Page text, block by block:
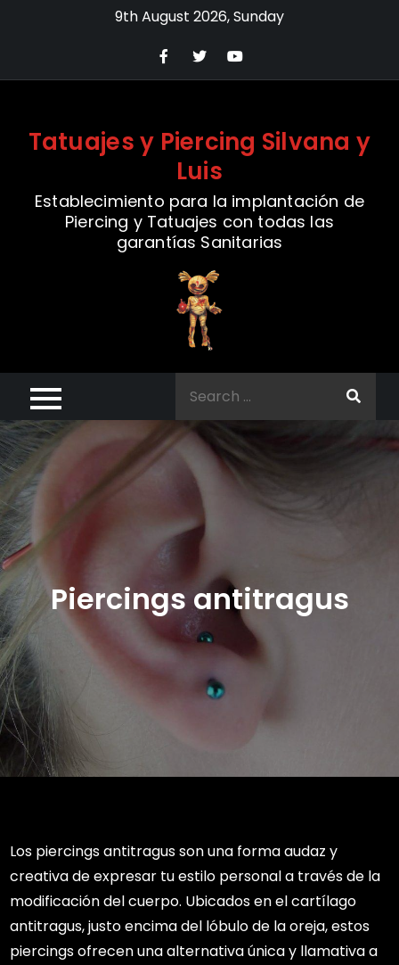
9th August 2026, Sunday
Tatuajes y Piercing Silvana y
Luis
Establecimiento para la implantación de
Piercing y Tatuajes con todas las
garantías Sanitarias
Piercings antitragus
Los piercings antitragus son una forma audaz y
creativa de expresar tu estilo personal a través de la
modificación del cuerpo. Ubicados en el cartílago
antitragus, justo encima del lóbulo de la oreja, estos
piercings ofrecen una alternativa única y llamativa a